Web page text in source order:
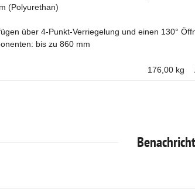
(Polyurethan)
über 4-Punkt-Verriegelung und einen 130°
bis zu 860 mm
176,00 kg